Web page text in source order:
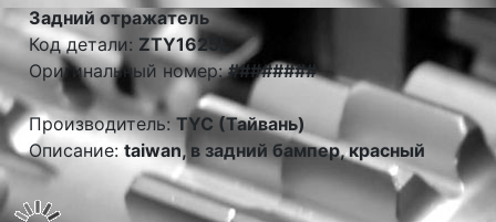
Задний отражатель
Код детали: ZTY1625L
Оригинальный номер:########
Производитель: TYC (Тайвань)
Описание: taiwan, в задний бампер, красный